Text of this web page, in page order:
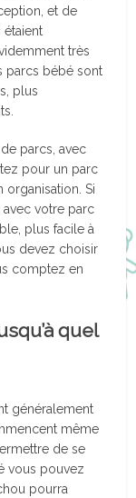
et de
étaient
très
parcs bébé sont
plus
parcs, avec
pour un parc
organisation. Si
votre parc
plus facile à
devez choisir
comptez en
quel
généralement
même
de se
vous pouvez
pourra